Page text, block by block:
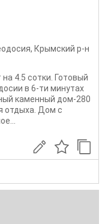
, Крымский р-н
4.5 сотки. Готовый
в 6-ти минутах
каменный дом-280
отдыха. Дом с